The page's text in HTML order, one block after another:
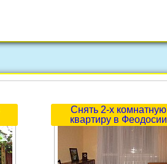
Снять 2-х комнатную
квартиру в Феодосии